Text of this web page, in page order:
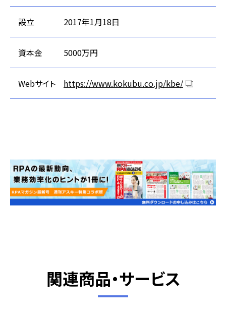
設立 2017年1月18日
資本金 5000万円
Webサイト https://www.kokubu.co.jp/kbe/
関連商品・サービス